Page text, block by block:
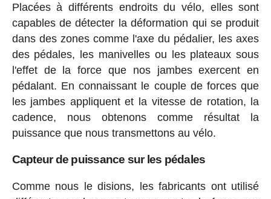
Placées à différents endroits du vélo, elles sont
capables de détecter la déformation qui se produit
dans des zones comme l'axe du pédalier, les axes
des pédales, les manivelles ou les plateaux sous
l'effet de la force que nos jambes exercent en
pédalant. En connaissant le couple de forces que
les jambes appliquent et la vitesse de rotation, la
cadence, nous obtenons comme résultat la
puissance que nous transmettons au vélo.
Capteur de puissance sur les pédales
Comme nous le disions, les fabricants ont utilisé